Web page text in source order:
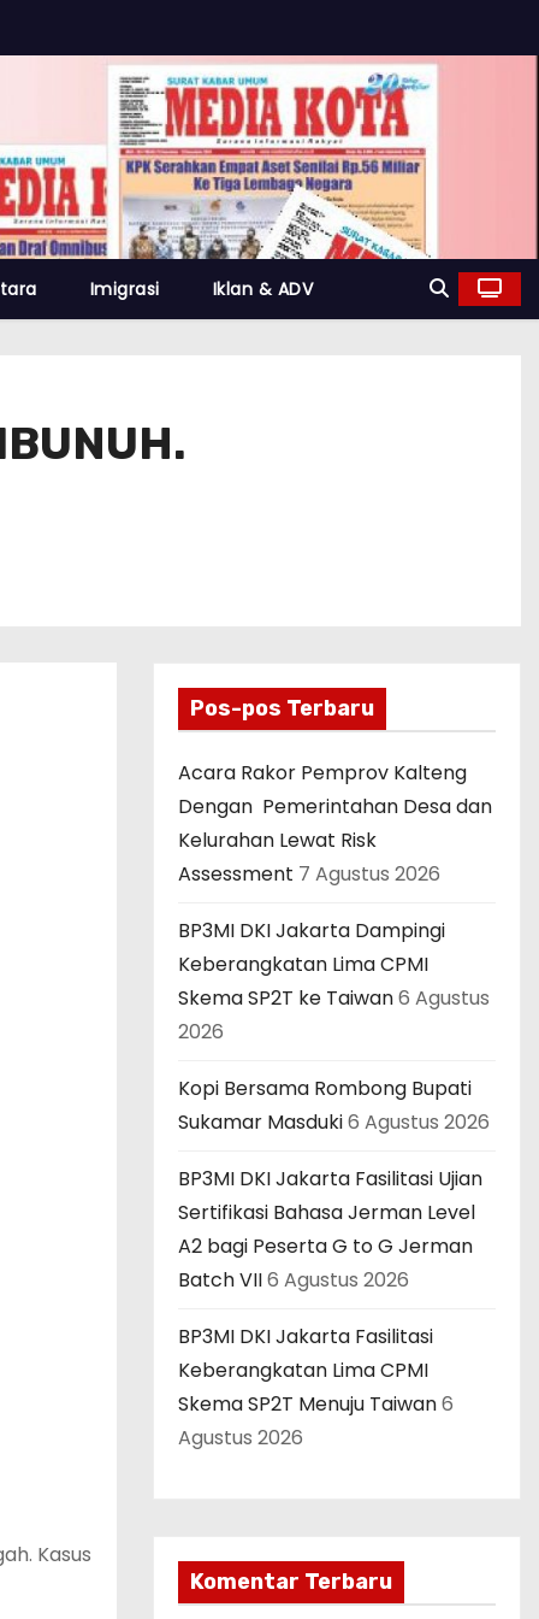
Imigrasi Iklan & ADV
Kasus
Pos-pos Terbaru
Acara Rakor Pemprov Kalteng
Dengan Pemerintahan Desa dan
Kelurahan Lewat Risk
Assessment 7 Agustus 2026
BP3MI DKI Jakarta Dampingi
Keberangkatan Lima CPMI
Skema SP2T ke Taiwan6 Agustus
2026
Kopi Bersama Rombong Bupati
Sukamar Masduki6 Agustus 2026
BP3MI DKI Jakarta Fasilitasi Ujian
Sertifikasi Bahasa Jerman Level
A2 bagi Peserta G to G Jerman
Batch VII6 Agustus 2026
BP3MI DKI Jakarta Fasilitasi
Keberangkatan Lima CPMI
Skema SP2T Menuju Taiwan6
Agustus 2026
Komentar Terbaru